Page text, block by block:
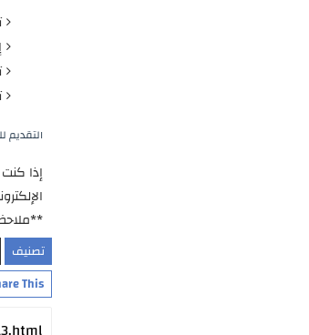
التقديم
إذا
تصنيف
This